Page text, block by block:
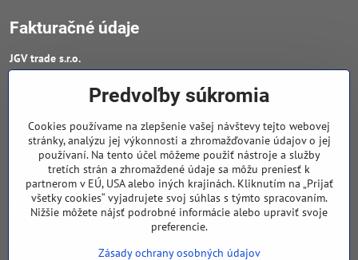
Fakturačné údaje
JGV trade s​.r​.o​.
DIČ : 20223652906
IČ DPH : SK 2023652906
Sledujte naše novinky
Facebook
Predvoľby súkromia
Cookies používame na zlepšenie vašej návštevy tejto webovej
stránky, analýzu jej výkonnosti a zhromažďovanie údajov o jej
používaní. Na tento účel môžeme použiť nástroje a služby
tretích strán a zhromaždené údaje sa môžu preniesť k
partnerom v EÚ, USA alebo iných krajinách. Kliknutím na „Prijať
všetky cookies“ vyjadrujete svoj súhlas s týmto spracovaním.
Nižšie môžete nájsť podrobné informácie alebo upraviť svoje
preferencie.
Zásady ochrany osobných údajov